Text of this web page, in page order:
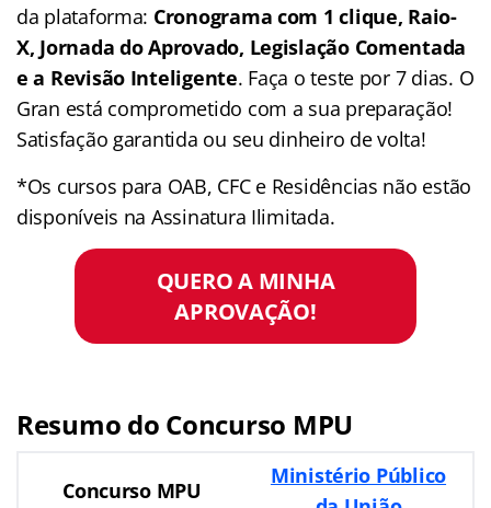
da plataforma: Cronograma com 1 clique, Raio-
X, Jornada do Aprovado, Legislação Comentada
e a Revisão Inteligente. Faça o teste por 7 dias. O
Gran está comprometido com a sua preparação!
Satisfação garantida ou seu dinheiro de volta!
*Os cursos para OAB, CFC e Residências não estão
disponíveis na Assinatura Ilimitada.
QUERO A MINHA
APROVAÇÃO!
Resumo do Concurso MPU
Concurso MPU
Ministério Público